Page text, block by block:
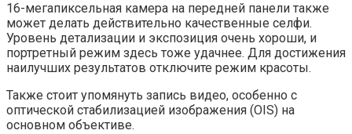
16-мегапиксельная камера на передней панели также
может делать действительно качественные селфи.
Уровень детализации и экспозиция очень хороши, и
портретный режим здесь тоже удачнее. Для достижения
наилучших результатов отключите режим красоты.
Также стоит упомянуть запись видео, особенно с
оптической стабилизацией изображения (OIS) на
основном объективе.